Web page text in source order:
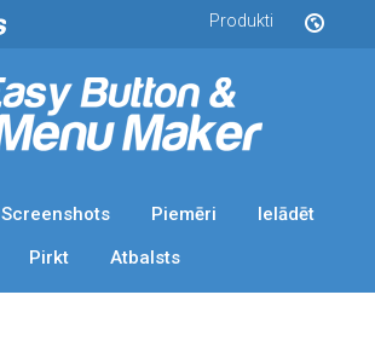
Produkti
Screenshots Piemēri
Ielādēt
Pirkt
Atbalsts